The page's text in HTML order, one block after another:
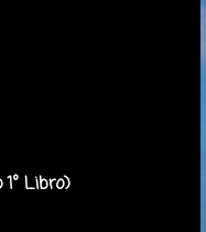
Libro)